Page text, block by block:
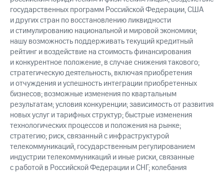
государственных программ Российской Федерации, США
и других стран по восстановлению ликвидности
и стимулированию национальной и мировой экономики;
нашу возможность поддерживать текущий кредитный
рейтинг и воздействие на стоимость финансирования
и конкурентное положение, в случае снижения такового;
стратегическую деятельность, включая приобретения
и отчуждения и успешность интеграции приобретенных
бизнесов; возможные изменения по квартальным
результатам; условия конкуренции; зависимость от развития
новых услуг и тарифных структур; быстрые изменения
технологических процессов и положения на рынке;
стратегию; риск, связанный с инфраструктурой
телекоммуникаций, государственным регулированием
индустрии телекоммуникаций и иные риски, связанные
с работой в Российской Федерации и СНГ; колебания